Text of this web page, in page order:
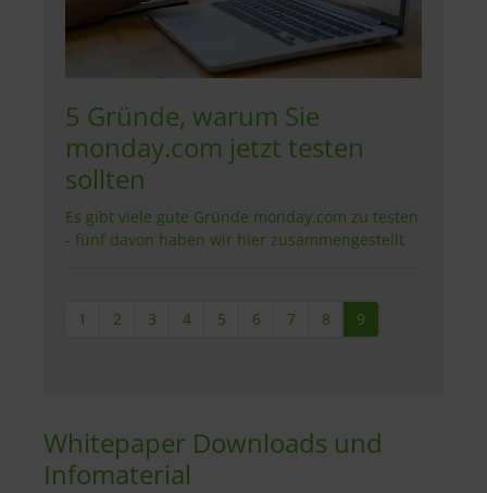
5 Gründe, warum Sie
monday.com jetzt testen
sollten
Es gibt viele gute Gründe monday.com zu testen
- fünf davon haben wir hier zusammengestellt
1 2 3 4 5 6 7 8 9
Whitepaper Downloads und
Infomaterial